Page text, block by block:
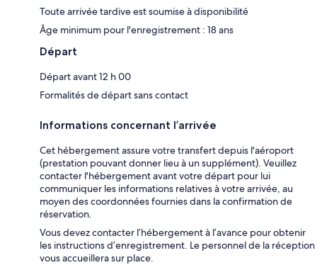
Toute arrivée tardive est soumise à disponibilité
Âge minimum pour l'enregistrement : 18 ans
Départ
Départ avant 12 h 00
Formalités de départ sans contact
Informations concernant l’arrivée
Cet hébergement assure votre transfert depuis l'aéroport
(prestation pouvant donner lieu à un supplément). Veuillez
contacter l'hébergement avant votre départ pour lui
communiquer les informations relatives à votre arrivée, au
moyen des coordonnées fournies dans la confirmation de
réservation.
Vous devez contacter l’hébergement à l’avance pour obtenir
les instructions d’enregistrement. Le personnel de la réception
vous accueillera sur place.